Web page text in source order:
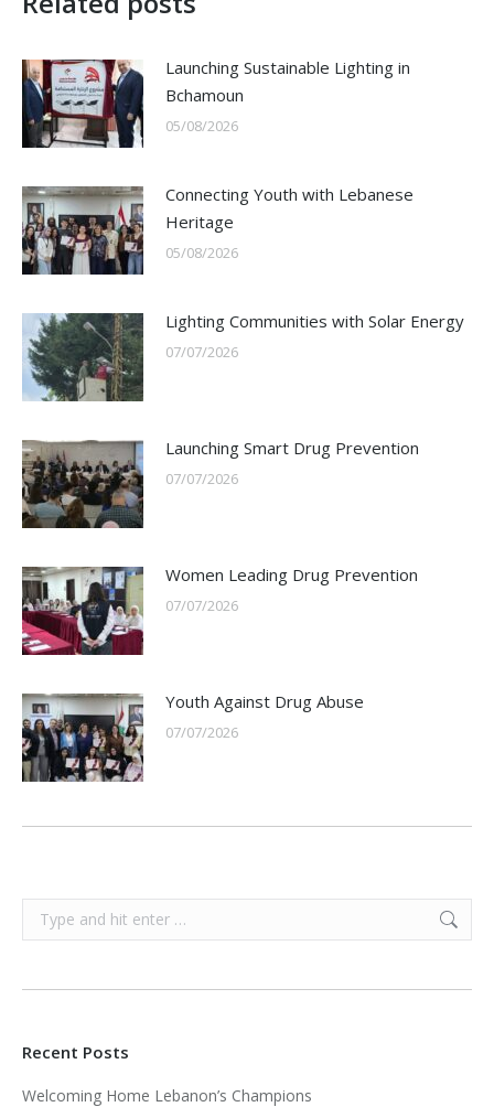
Launching Sustainable Lighting in
Bchamoun
05/08/2026
Connecting Youth with Lebanese
Heritage
05/08/2026
Lighting Communities with Solar Energy
07/07/2026
Launching Smart Drug Prevention
07/07/2026
Women Leading Drug Prevention
07/07/2026
Youth Against Drug Abuse
07/07/2026
Search:
Recent Posts
Welcoming Home Lebanon’s Champions